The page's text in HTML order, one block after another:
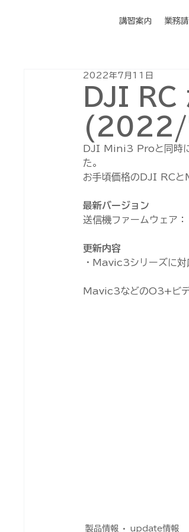
講習案内 業務
DJI RC
2022年7月11日
DJI Mini3 Proと同時
た。
お手頃価格のDJI RCと
最新バージョン
送信機ファームウェ
更新内容
・Mavic3シリーズに対
Mavic3などのO3+ビデ
製品情報 update情報